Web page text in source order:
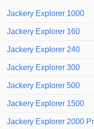
Jackery Explorer 1000
Jackery Explorer 160
Jackery Explorer 240
Jackery Explorer 300
Jackery Explorer 500
Jackery Explorer 1500
Jackery Explorer 2000